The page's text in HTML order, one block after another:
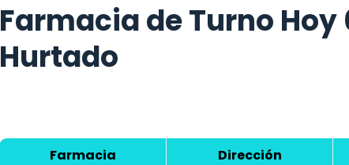
Farmacia de Turno
Hurtado
Farmacia Dirección